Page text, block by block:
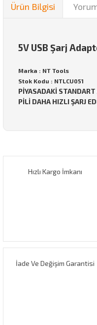
Ürün Bilgisi
5V USB Şarj
Marka : NT Tools
Stok Kodu : NTLCU051
PİYASADAKİ
PİLİ DAHA HIZLI ŞARJ
Görüş ve önerileriniz için
Hızlı Kargo İmkanı
İade Ve Değişim Garantisi